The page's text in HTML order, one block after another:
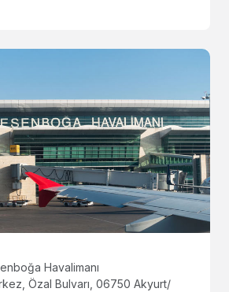
Havalimanı
Özal Bulvarı, 06750 Akyurt/